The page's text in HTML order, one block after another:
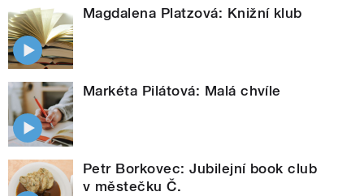
Magdalena Platzová: Knižní klub
Markéta Pilátová: Malá chvíle
Petr Borkovec: Jubilejní book club
v městečku Č.